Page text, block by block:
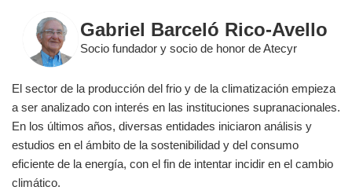
Gabriel Barceló Rico-Avello
Socio fundador y socio de honor de Atecyr
El sector de la producción del frio y de la climatización empieza
a ser analizado con interés en las instituciones supranacionales.
En los últimos años, diversas entidades iniciaron análisis y
estudios en el ámbito de la sostenibilidad y del consumo
eficiente de la energía, con el fin de intentar incidir en el cambio
climático.